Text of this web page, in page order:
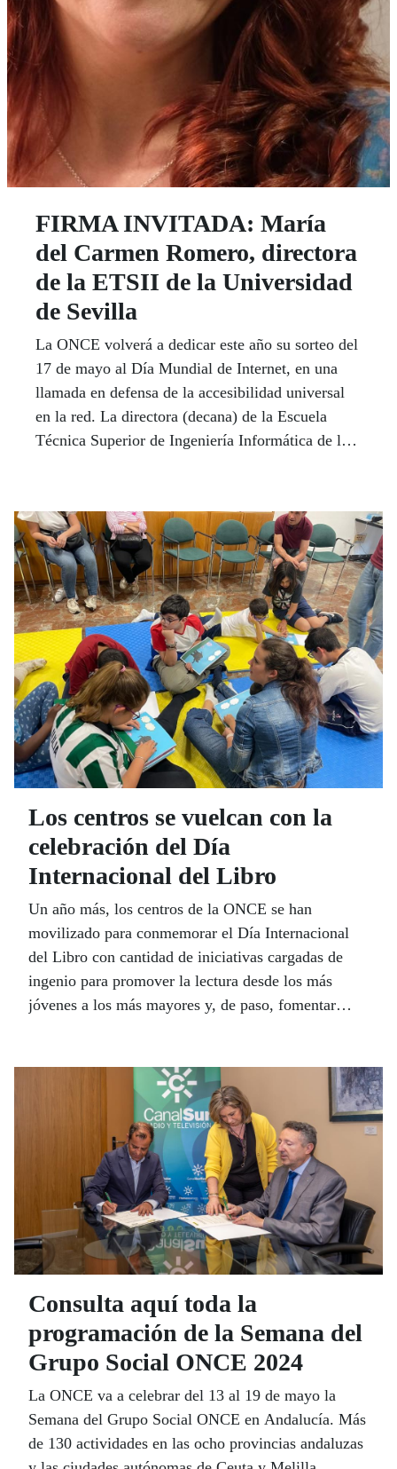
FIRMA INVITADA: María
del Carmen Romero, directora
de la ETSII de la Universidad
de Sevilla
La ONCE volverá a dedicar este año su sorteo del
17 de mayo al Día Mundial de Internet, en una
llamada en defensa de la accesibilidad universal
en la red. La directora (decana) de la Escuela
Técnica Superior de Ingeniería Informática de la
de nuestro Boletín para reivindicar un
compromiso colectivo por la construcción de un
futuro digital que sea verdaderamente para todas y
para todos.
Los centros se vuelcan con la
celebración del Día
Internacional del Libro
Un año más, los centros de la ONCE se han
movilizado para conmemorar el Día Internacional
del Libro con cantidad de iniciativas cargadas de
ingenio para promover la lectura desde los más
jóvenes a los más mayores y, de paso, fomentar
50.000 solicitudes realizadas por personas ciegas.
Consulta aquí toda la
programación de la Semana del
Grupo Social ONCE 2024
La ONCE va a celebrar del 13 al 19 de mayo la
Semana del Grupo Social ONCE en Andalucía. Más
de 130 actividades en las ocho provincias andaluzas